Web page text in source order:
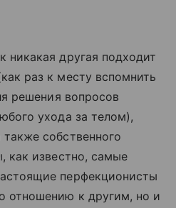
никакая другая подходит
раз к месту вспомнить
решения вопросов
ухода за телом),
собственного
как известно, самые
перфекционисты
отношению к другим, но и